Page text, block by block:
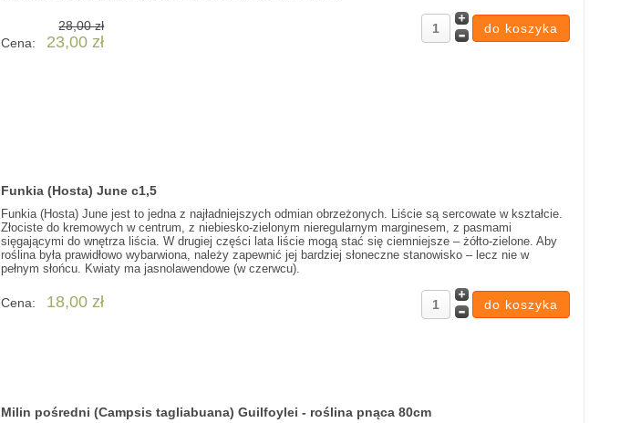
28,00 zł
Cena:
23,00 zł
Funkia (Hosta) June c1,5
Funkia (Hosta) June jest to jedna z najładniejszych odmian obrzeżonych. Liście są sercowate w kształcie.
Złociste do kremowych w centrum, z niebiesko-zielonym nieregularnym marginesem, z pasmami
sięgającymi do wnętrza liścia. W drugiej części lata liście mogą stać się ciemniejsze – żółto-zielone. Aby
roślina była prawidłowo wybarwiona, należy zapewnić jej bardziej słoneczne stanowisko – lecz nie w
pełnym słońcu. Kwiaty ma jasnolawendowe (w czerwcu).
Cena: 18,00 zł
Milin pośredni (Campsis tagliabuana) Guilfoylei - roślina pnąca 80cm